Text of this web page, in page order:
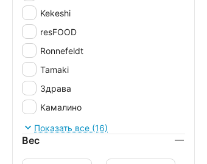
Kekeshi
resFOOD
Ronnefeldt
Tamaki
Здрава
Камалино
Киреево
Показать все (16)
Вес